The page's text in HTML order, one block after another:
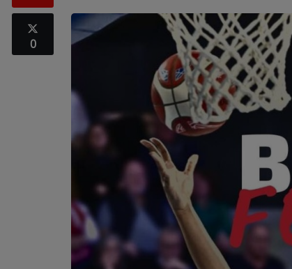
GRILLE DES PROGRAMMES
C'ÉTAIT QUOI CE TITRE ?
PODCASTS - SAISON 2026/2027
ARCHIVES - SAISONS PASSÉES
VOS ÉMISSIONS EN IMAGES
0